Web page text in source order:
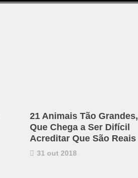
21 Animais Tão Grandes,
Que Chega a Ser Difícil
Acreditar Que São Reais
31 out 2018